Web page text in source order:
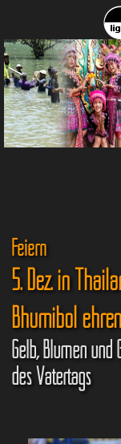
Feiern
5. Dez. in
Bhumibol ehren
Gelb, Blumen
des Vatertags